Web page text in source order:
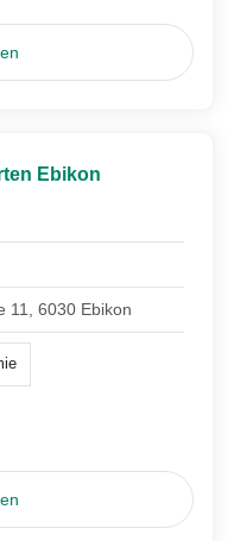
Ebikon
11, 6030 Ebikon